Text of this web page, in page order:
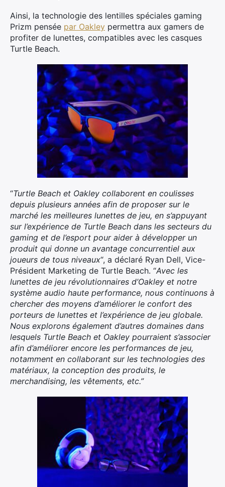
Ainsi, la technologie des lentilles spéciales gaming
Prizm pensée par Oakley permettra aux gamers de
profiter de lunettes, compatibles avec les casques
Turtle Beach.
“Turtle Beach et Oakley collaborent en coulisses
depuis plusieurs années afin de proposer sur le
marché les meilleures lunettes de jeu, en s’appuyant
sur l’expérience de Turtle Beach dans les secteurs du
gaming et de l’esport pour aider à développer un
produit qui donne un avantage concurrentiel aux
joueurs de tous niveaux“, a déclaré Ryan Dell, Vice-
Président Marketing de Turtle Beach. “Avec les
lunettes de jeu révolutionnaires d’Oakley et notre
système audio haute performance, nous continuons à
chercher des moyens d’améliorer le confort des
porteurs de lunettes et l’expérience de jeu globale.
Nous explorons également d’autres domaines dans
lesquels Turtle Beach et Oakley pourraient s’associer
afin d’améliorer encore les performances de jeu,
notamment en collaborant sur les technologies des
matériaux, la conception des produits, le
merchandising, les vêtements, etc.”